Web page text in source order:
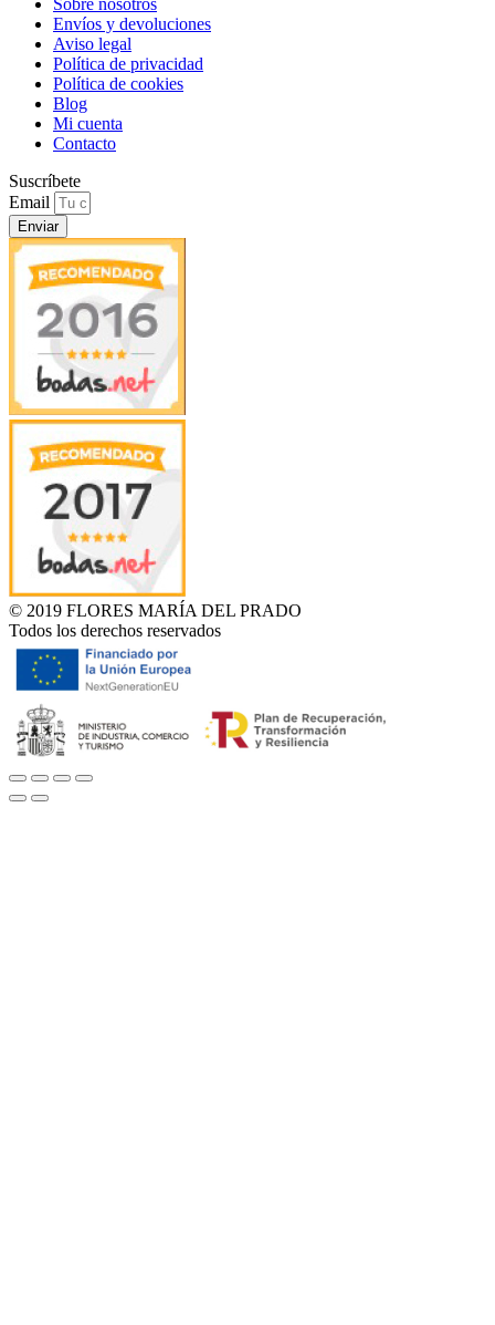
Sobre nosotros
Envíos y devoluciones
Aviso legal
Política de privacidad
Política de cookies
Blog
Mi cuenta
Contacto
Suscríbete
Email
Enviar
© 2019 FLORES MARÍA DEL PRADO
Todos los derechos reservados